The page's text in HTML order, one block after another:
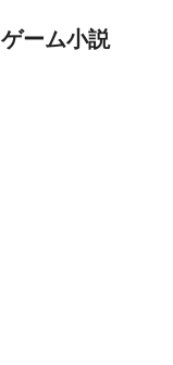
ーム小説